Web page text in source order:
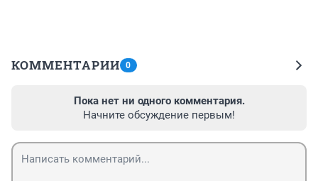
КОММЕНТАРИИ 0
Пока нет ни одного комментария.
Начните обсуждение первым!